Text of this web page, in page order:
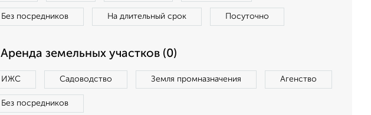
Без посредников На длительный срок Посуточно
Аренда земельных участков (0)
ИЖС Садоводство Земля промназначения Агенство
Без посредников